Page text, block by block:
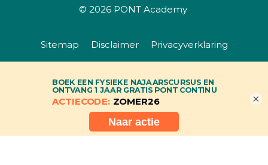
© 2026 PONT Academy
Sitemap Disclaimer Privacyverklaring
×